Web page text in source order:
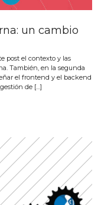
un cambio
post el contexto y las
También, en la segunda
el frontend y el backend
de […]